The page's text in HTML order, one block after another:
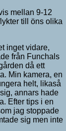
mellan 9-12
till öns olika
inget vidare,
från Funchals
då ett
Min kamera, en
helt, likaså
annars hade
Efter tips i en
jag stoppade
sig men inte